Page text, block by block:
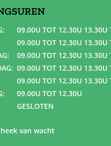
09.00U TOT 12.30U 13.30U
09.00U TOT 12.30U 13.30U
09.00U TOT 12.30U 13.30U
09.00U TOT 12.30U 13.30U
09.00U TOT 12.30U 13.30U
09.00U TOT 12.30U
GESLOTEN
van wacht